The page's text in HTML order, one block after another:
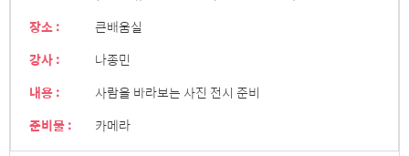
장소 :
큰배움실
강사 :
나종민
내용 :
사람을 바라보는 사진 전시 준비
준비물 :
카메라